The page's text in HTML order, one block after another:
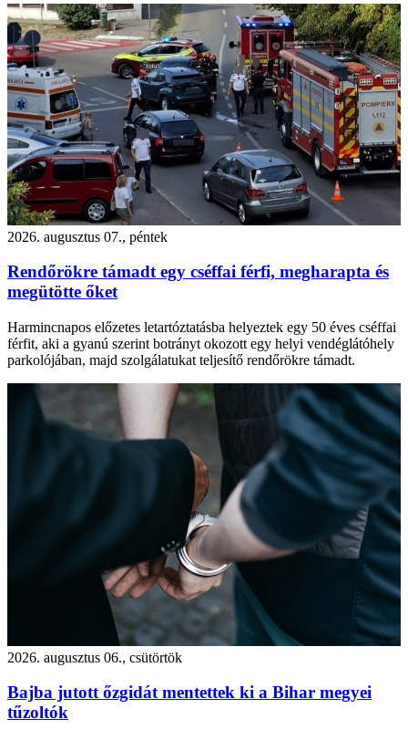
2026. augusztus 07., péntek
Rendőrökre támadt egy cséffai férfi, megharapta és
megütötte őket
Harmincnapos előzetes letartóztatásba helyeztek egy 50 éves cséffai
férfit, aki a gyanú szerint botrányt okozott egy helyi vendéglátóhely
parkolójában, majd szolgálatukat teljesítő rendőrökre támadt.
2026. augusztus 06., csütörtök
Bajba jutott őzgidát mentettek ki a Bihar megyei
tűzoltók